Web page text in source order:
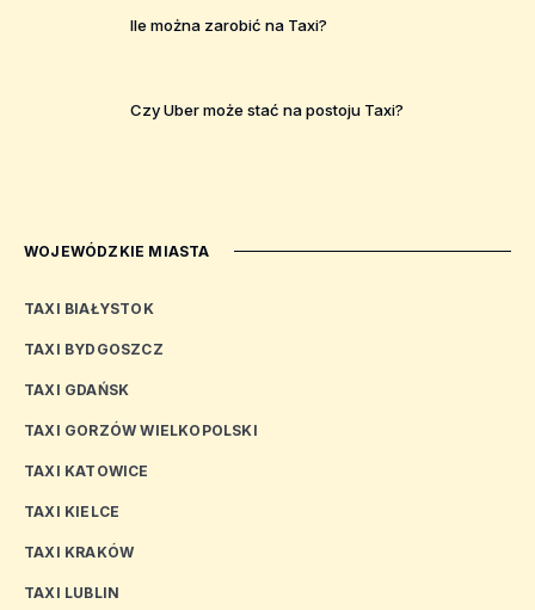
Ile można zarobić na Taxi?
Czy Uber może stać na postoju Taxi?
WOJEWÓDZKIE MIASTA
TAXI BIAŁYSTOK
TAXI BYDGOSZCZ
TAXI GDAŃSK
TAXI GORZÓW WIELKOPOLSKI
TAXI KATOWICE
TAXI KIELCE
TAXI KRAKÓW
TAXI LUBLIN